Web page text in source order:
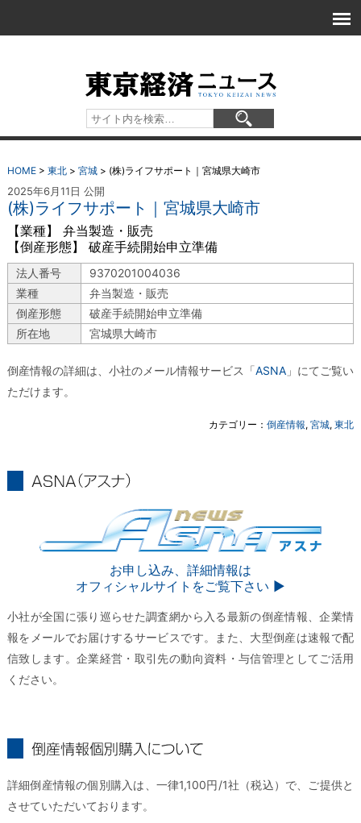
HOME> 東北> 宮城> (株)ライフサポート｜宮城県大崎市
2025年6月11日 公開
(株)ライフサポート｜宮城県大崎市
【業種】 弁当製造・販売
【倒産形態】 破産手続開始申立準備
法人番号
9370201004036
業種
弁当製造・販売
倒産形態
破産手続開始申立準備
所在地
宮城県大崎市
倒産情報の詳細は、小社のメール情報サービス「ASNA 」にてご覧い
ただけます。
カテゴリー：倒産情報,宮城,東北
お申し込み、詳細情報は
オフィシャルサイトをご覧下さい ▶︎
小社が全国に張り巡らせた調査網から入る最新の倒産情報、企業情
報をメールでお届けするサービスです。また、大型倒産は速報で配
信致します。企業経営・取引先の動向資料・与信管理としてご活用
ください。
詳細倒産情報の個別購入は、一律1,100円/1社（税込）で、ご提供と
させていただいております。